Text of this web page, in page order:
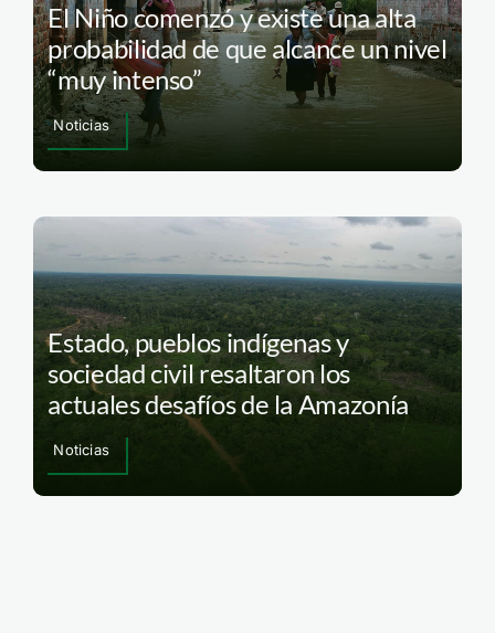
El Niño comenzó y existe una alta
probabilidad de que alcance un nivel
“muy intenso”
Noticias
Estado, pueblos indígenas y
sociedad civil resaltaron los
actuales desafíos de la Amazonía
Noticias